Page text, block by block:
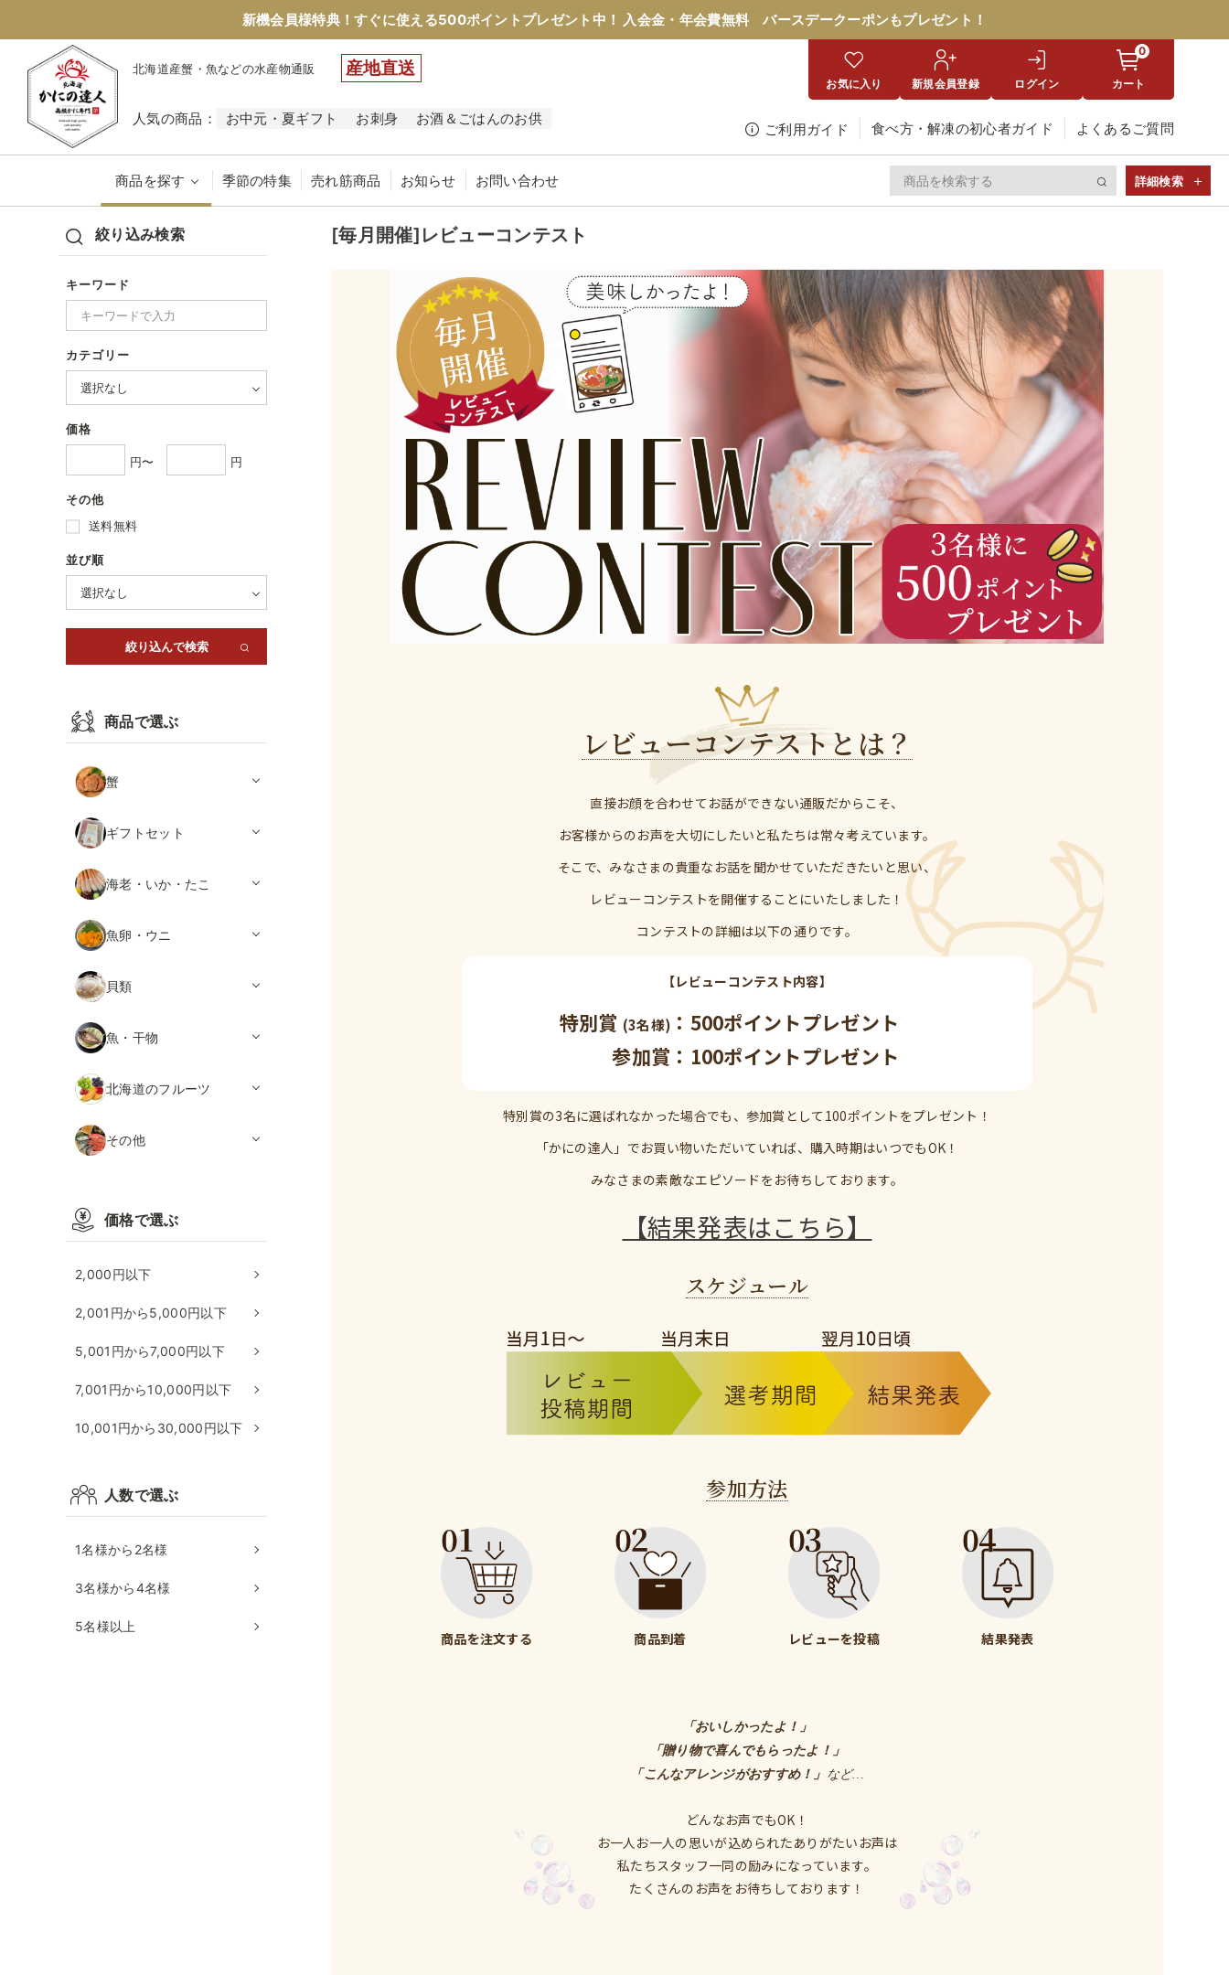
新機会員様特典！すぐに使える500ポイントプレゼント中！ 入会金・年会費無料バースデークーポンもプレゼント！
北海道産蟹・魚などの水産物通販 産地直送
人気の商品： お中元・夏ギフト お刺身 お酒＆ごはんのお供
お気に入り 新規会員登録 ログイン カート
0
ご利用ガイド 食べ方・解凍の初心者ガイド よくあるご質問
商品を探す 季節の特集 売れ筋商品 お知らせ お問い合わせ 詳細検索
絞り込み検索
キーワード
カテゴリー
価格
円〜 円
その他
送料無料
並び順
商品で選ぶ
蟹
ギフトセット
海老・いか・たこ
魚卵・ウニ
貝類
魚・干物
北海道のフルーツ
その他
価格で選ぶ
2,000円以下
2,001円から5,000円以下
5,001円から7,000円以下
7,001円から10,000円以下
10,001円から30,000円以下
人数で選ぶ
1名様から2名様
3名様から4名様
5名様以上
[毎月開催]レビューコンテスト
レビューコンテストとは？
直接お顔を合わせてお話ができない通販だからこそ、
お客様からのお声を大切にしたいと私たちは常々考えています。
そこで、みなさまの貴重なお話を聞かせていただきたいと思い、
レビューコンテストを開催することにいたしました！
コンテストの詳細は以下の通りです。
【レビューコンテスト内容】
特別賞 (3名様) ： 500ポイントプレゼント
参加賞： 100ポイントプレゼント
特別賞の3名に選ばれなかった場合でも、参加賞として100ポイントをプレゼント！
「かにの達人」でお買い物いただいていれば、購入時期はいつでもOK！
みなさまの素敵なエピソードをお待ちしております。
【結果発表はこちら】
スケジュール
参加方法
商品を注文する 商品到着 レビューを投稿 結果発表
「おいしかったよ！」
「贈り物で喜んでもらったよ！」
「こんなアレンジがおすすめ！」 など…
どんなお声でもOK！
お一人お一人の思いが込められたありがたいお声は
私たちスタッフ一同の励みになっています。
たくさんのお声をお待ちしております！